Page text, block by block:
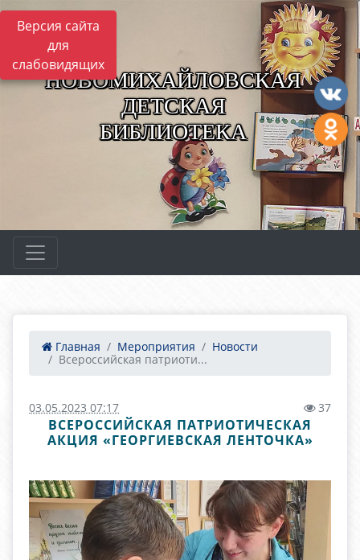
Версия сайта
для
слабовидящих
НОВОМИХАЙЛОВСКАЯ
ДЕТСКАЯ
БИБЛИОТЕКА
Главная Мероприятия
Новости
Всероссийская патриоти...
03.05.2023 07:17 37
ВСЕРОССИЙСКАЯ ПАТРИОТИЧЕСКАЯ
АКЦИЯ «ГЕОРГИЕВСКАЯ ЛЕНТОЧКА»